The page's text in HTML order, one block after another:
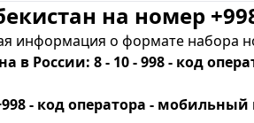
на номер
информация о формате набора
в России: 8 - 10 - 998 - код
- код оператора -